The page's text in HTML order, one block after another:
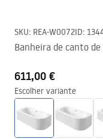
SKU: REA-W0072ID:
Banheira de canto
611,00 €
Escolher variante